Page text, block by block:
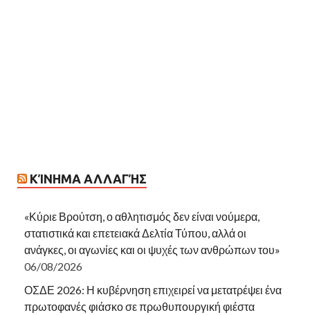
ΚΊΝΗΜΑ ΑΛΛΑΓΉΣ
«Κύριε Βρούτση, ο αθλητισμός δεν είναι νούμερα,
στατιστικά και επετειακά Δελτία Τύπου, αλλά οι
ανάγκες, οι αγωνίες και οι ψυχές των ανθρώπων του»
06/08/2026
ΟΣΔΕ 2026: Η κυβέρνηση επιχειρεί να μετατρέψει ένα
πρωτοφανές φιάσκο σε πρωθυπουργική φιέστα